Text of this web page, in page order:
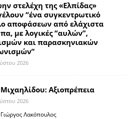
στελέχη της «Ελπίδας»
“ένα συγκεντρωτικό
αποφάσεων από ελάχιστα
με λογικές “αυλών”,
και παρασκηνιακών
2026
Αξιοπρέπεια
2026
Λακόπουλος